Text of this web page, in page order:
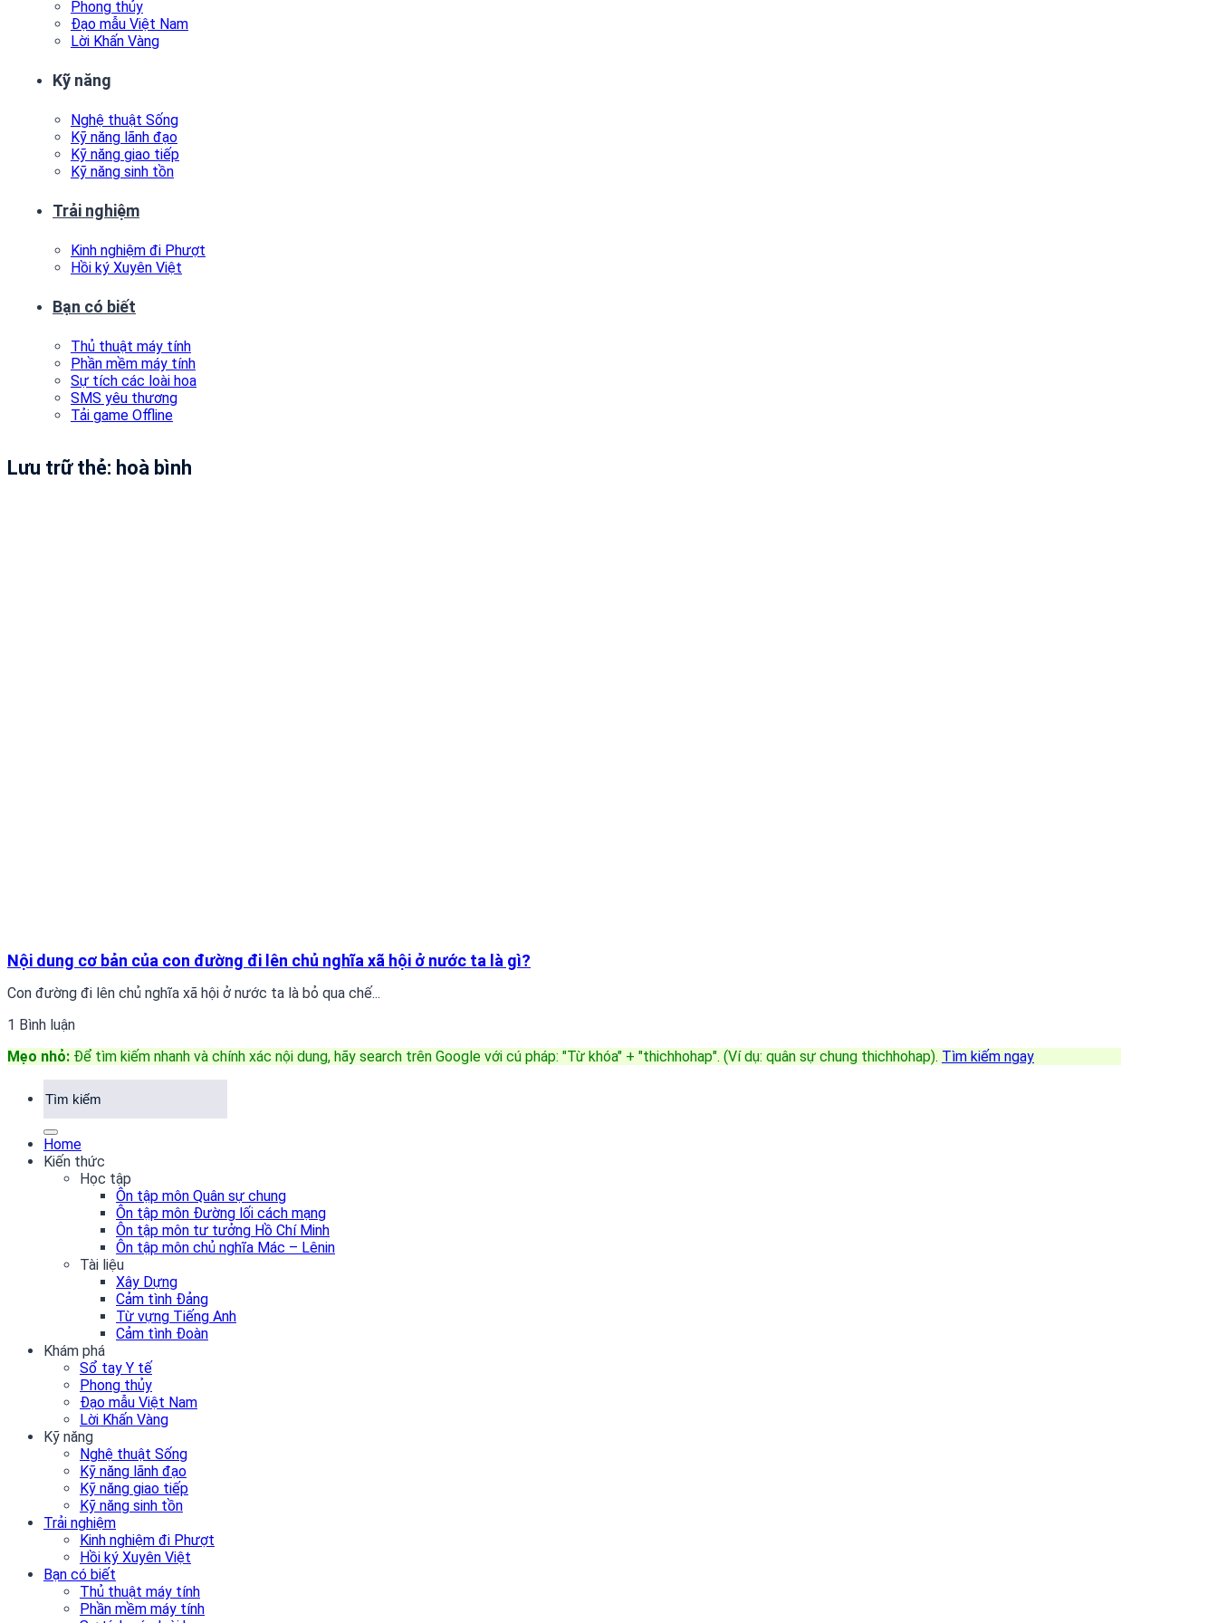
Phong thủy
Đạo mẫu Việt Nam
Lời Khấn Vàng
Kỹ năng
Nghệ thuật Sống
Kỹ năng lãnh đạo
Kỹ năng giao tiếp
Kỹ năng sinh tồn
Trải nghiệm
Kinh nghiệm đi Phượt
Hồi ký Xuyên Việt
Bạn có biết
Thủ thuật máy tính
Phần mềm máy tính
Sự tích các loài hoa
SMS yêu thương
Tải game Offline
Lưu trữ thẻ: hoà bình
Nội dung cơ bản của con đường đi lên chủ nghĩa xã hội ở nước ta là gì?
Con đường đi lên chủ nghĩa xã hội ở nước ta là bỏ qua chế...
1 Bình luận
Mẹo nhỏ: Để tìm kiếm nhanh và chính xác nội dung, hãy search trên Google với cú pháp: "Từ khóa" + "thichhohap". (Ví dụ: quân sự chung thichhohap). Tìm kiếm ngay
Home
Kiến thức
Học tập
Ôn tập môn Quân sự chung
Ôn tập môn Đường lối cách mạng
Ôn tập môn tư tưởng Hồ Chí Minh
Ôn tập môn chủ nghĩa Mác – Lênin
Tài liệu
Xây Dựng
Cảm tình Đảng
Từ vựng Tiếng Anh
Cảm tình Đoàn
Khám phá
Sổ tay Y tế
Phong thủy
Đạo mẫu Việt Nam
Lời Khấn Vàng
Kỹ năng
Nghệ thuật Sống
Kỹ năng lãnh đạo
Kỹ năng giao tiếp
Kỹ năng sinh tồn
Trải nghiệm
Kinh nghiệm đi Phượt
Hồi ký Xuyên Việt
Bạn có biết
Thủ thuật máy tính
Phần mềm máy tính